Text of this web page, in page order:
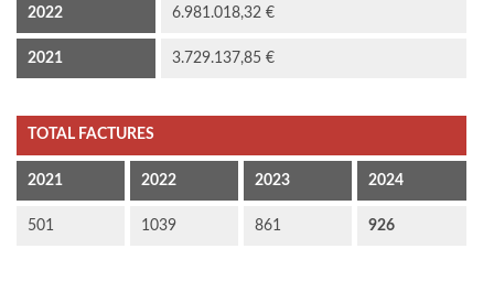
2022 6.981.018,32 €
2021 3.729.137,85 €
TOTAL FACTURES
2021 2022 2023 2024
501 1039 861 926